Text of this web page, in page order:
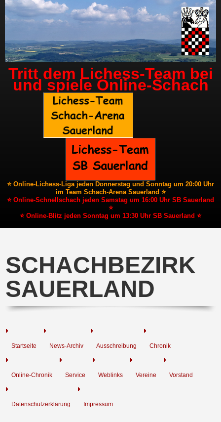
Tritt dem Lichess-Team bei
und spiele Online-Schach
⭐ Online-Lichess-Liga jeden Donnerstag und Sonntag um 20:00 Uhr
im Team Schach-Arena Sauerland ⭐
⭐ Online-Schnellschach jeden Samstag um 16:00 Uhr SB Sauerland
⭐
⭐ Online-Blitz jeden Sonntag um 13:30 Uhr SB Sauerland ⭐
SCHACHBEZIRK
SAUERLAND
Startseite News-Archiv Ausschreibung Chronik
Online-Chronik Service Weblinks Vereine Vorstand
Datenschutzerklärung Impressum